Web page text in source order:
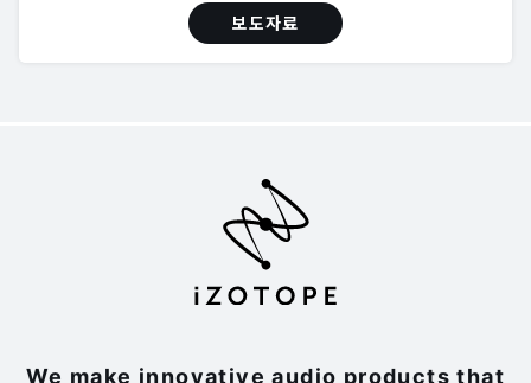
보도자료
We make innovative audio products that